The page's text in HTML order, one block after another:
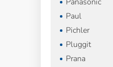
Paul
Pichler
Pluggit
Prana